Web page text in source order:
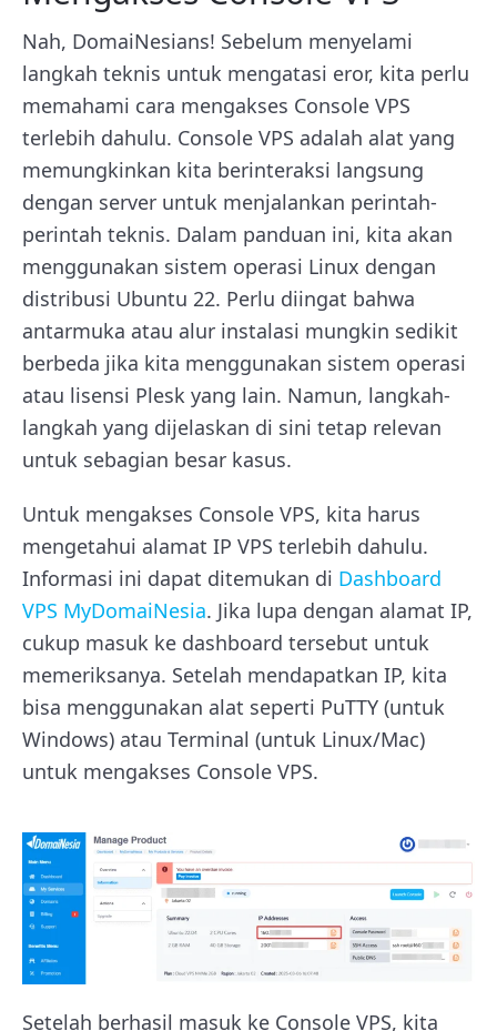
Nah, DomaiNesians! Sebelum menyelami
langkah teknis untuk mengatasi eror, kita perlu
memahami cara mengakses Console VPS
terlebih dahulu. Console VPS adalah alat yang
memungkinkan kita berinteraksi langsung
dengan server untuk menjalankan perintah-
perintah teknis. Dalam panduan ini, kita akan
menggunakan sistem operasi Linux dengan
distribusi Ubuntu 22. Perlu diingat bahwa
antarmuka atau alur instalasi mungkin sedikit
berbeda jika kita menggunakan sistem operasi
atau lisensi Plesk yang lain. Namun, langkah-
langkah yang dijelaskan di sini tetap relevan
untuk sebagian besar kasus.
Untuk mengakses Console VPS, kita harus
mengetahui alamat IP VPS terlebih dahulu.
Informasi ini dapat ditemukan di Dashboard
VPS MyDomaiNesia. Jika lupa dengan alamat IP,
cukup masuk ke dashboard tersebut untuk
memeriksanya. Setelah mendapatkan IP, kita
bisa menggunakan alat seperti PuTTY (untuk
Windows) atau Terminal (untuk Linux/Mac)
untuk mengakses Console VPS.
Setelah berhasil masuk ke Console VPS, kita